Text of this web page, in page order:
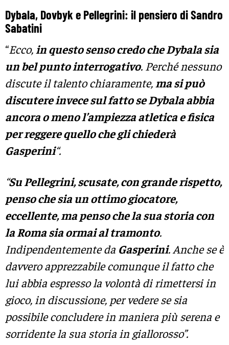
Dybala, Dovbyk e Pellegrini: il pensiero di Sandro
Sabatini
“Ecco, in questo senso credo che Dybala sia
un bel punto interrogativo. Perché nessuno
discute il talento chiaramente, ma si può
discutere invece sul fatto se Dybala abbia
ancora o meno l’ampiezza atletica e fisica
per reggere quello che gli chiederà
Gasperini“.
“Su Pellegrini, scusate, con grande rispetto,
penso che sia un ottimo giocatore,
eccellente, ma penso che la sua storia con
la Roma sia ormai al tramonto.
Indipendentemente da Gasperini. Anche se è
davvero apprezzabile comunque il fatto che
lui abbia espresso la volontà di rimettersi in
gioco, in discussione, per vedere se sia
possibile concludere in maniera più serena e
sorridente la sua storia in giallorosso”.